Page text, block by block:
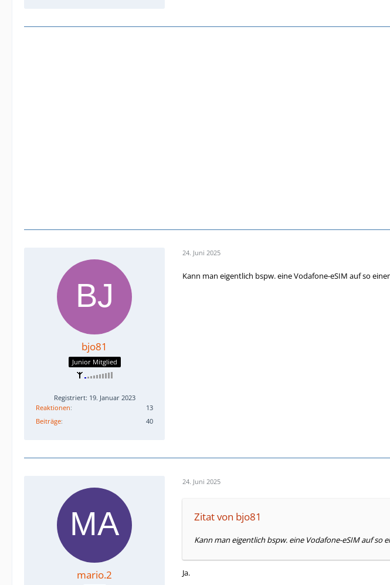
bjo81
Junior Mitglied
Registriert: 19. Januar 2023
Reaktionen
13
Beiträge
40
24. Juni 2025
Kann man eigentlich bspw. eine Vodafone-eSIM auf so
mario.2
24. Juni 2025
Zitat von bjo81
Kann man eigentlich bspw. eine Vodafone-eSIM auf so
Ja.